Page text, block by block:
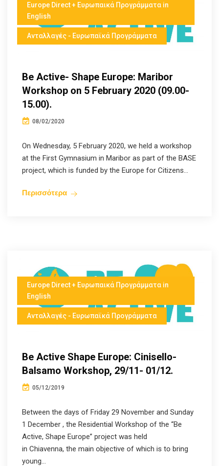
Europe Direct + Ευρωπαικά Προγράμματα in
English
Ανταλλαγές - Ευρωπαϊκά Προγράμματα
Be Active- Shape Europe: Maribor
Workshop on 5 February 2020 (09.00-
15.00).
08/02/2020
On Wednesday, 5 February 2020, we held a workshop
at the First Gymnasium in Maribor as part of the BASE
project, which is funded by the Europe for Citizens...
Περισσότερα
Europe Direct + Ευρωπαικά Προγράμματα in
English
Ανταλλαγές - Ευρωπαϊκά Προγράμματα
Be Active Shape Europe: Cinisello-
Balsamo Workshop, 29/11- 01/12.
05/12/2019
Between the days of Friday 29 November and Sunday
1 December , the Residential Workshop of the “Be
Active, Shape Europe” project was held
in Chiavenna, the main objective of which is to bring
young...